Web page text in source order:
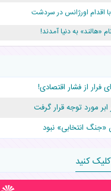
اقدام اورژانس در سردشت
چند میلیون دلار برای پدرش خرج داشته
جان دوقلوها را نجات داد!
فرار از فشار اقتصادی!
مورد توجه قرار گرفت
«جنگ انتخابی» نبود
کنید